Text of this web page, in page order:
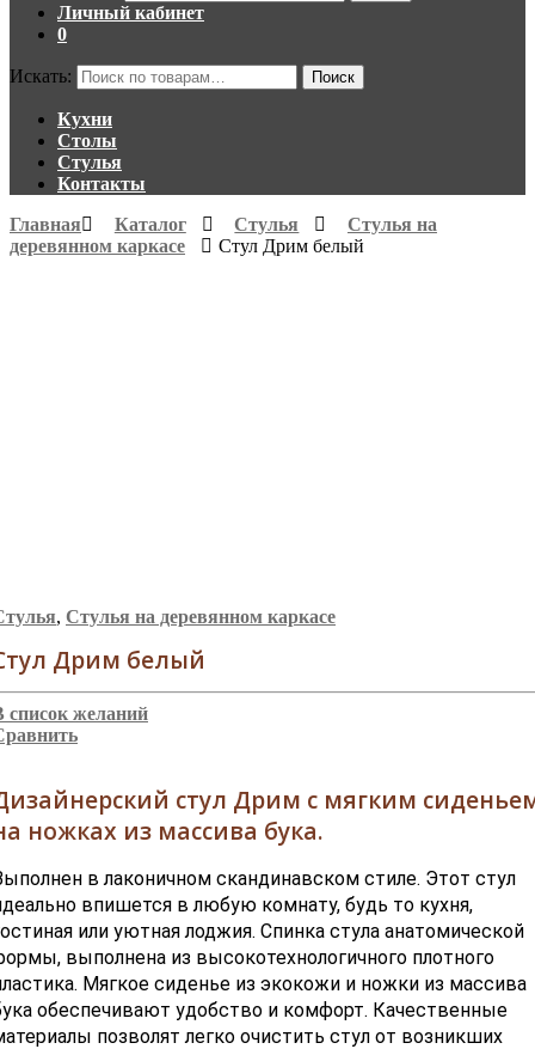
Личный кабинет
0
Искать: Поиск
Кухни
Столы
Стулья
Контакты
Главная
Каталог Стулья
Стулья на
деревянном каркасе
Стул Дрим белый
, Стулья на деревянном каркасе
Дрим белый
список желаний
стул Дрим с мягким
ножках из массива бука.
в лаконичном скандинавском стиле. Этот стул
впишется в любую комнату, будь то кухня,
или уютная лоджия. Спинка стула анатомической
выполнена из высокотехнологичного плотного
Мягкое сиденье из экокожи и ножки из массива
обеспечивают удобство и комфорт. Качественные
позволят легко очистить стул от возникших